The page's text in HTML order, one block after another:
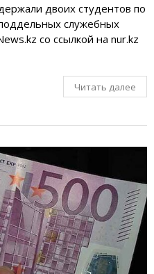
двоих студентов по
служебных
со ссылкой на nur.kz
Читать далее